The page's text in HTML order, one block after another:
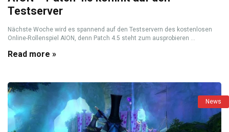
Testserver
Nächste Woche wird es spannend auf den Testservern des kostenlosen
Online-Rollenspiel AION, denn Patch 4.5 steht zum ausprobieren ...
Read more »
News